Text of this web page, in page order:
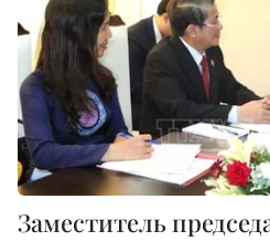
Заместитель